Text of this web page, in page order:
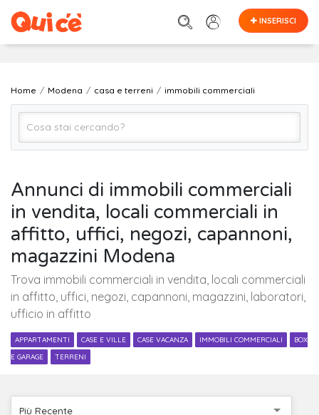
INSERISCI
Home Modena casa e terreni immobili commerciali
Modena
Cerca
Annunci di immobili commerciali
in vendita, locali commerciali in
affitto, uffici, negozi, capannoni,
magazzini Modena
Trova immobili commerciali in vendita, locali commerciali
in affitto, uffici, negozi, capannoni, magazzini, laboratori,
ufficio in affitto
APPARTAMENTI CASE E VILLE CASE VACANZA IMMOBILI COMMERCIALI
BOX
E GARAGE
TERRENI
Più Recente